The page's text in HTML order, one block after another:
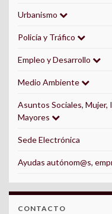
Urbanismo
Policía y Tráfico
Empleo y Desarrollo
Medio Ambiente
Asuntos Sociales, Mujer,
Mayores
Sede Electrónica
Ayudas autónom@s,
CONTACTO